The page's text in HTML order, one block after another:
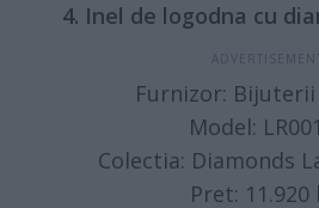
4. Inel de logodna cu
Furnizor: Bijuterii
Model:
Colectia: Diamonds
Pret: 11.920